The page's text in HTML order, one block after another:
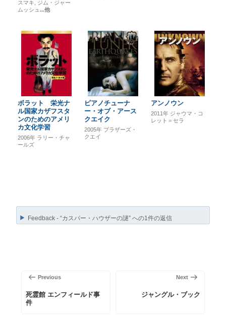
スマキ
ジム・ジャー
ムッシュ...他
ボラット 栄光ナ
ル国家カザフスタ
ンのためのアメリ
カ文化学習
2006年 ラリー・チャ
ールズ
ピアノチューナ
ー・オブ・アース
クエイク
2005年 ブラザーズ・
クエイ
アンノウン
2011年 ジャウマ・コ
レット＝セラ
Feedback - “カスパー・ハウザーの謎” への1件の返信
ビ
前
の
投
Previous
死霊館 エンフィールド事
件
Next
ジャングル・ブック